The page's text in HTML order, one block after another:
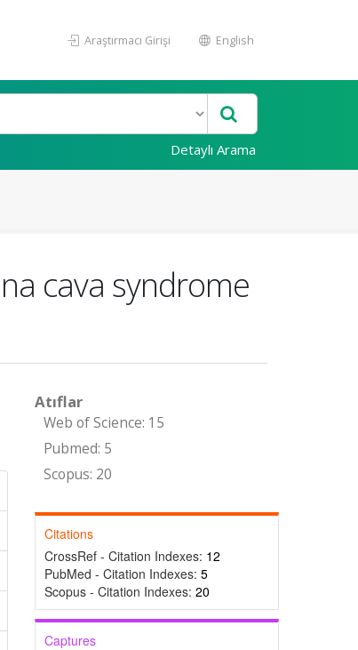
Araştırmacı Girişi English
Detaylı Arama
cava syndrome
Atıflar
Web of Science: 15
Pubmed: 5
Scopus: 20
Citations
CrossRef - Citation Indexes: 12
PubMed - Citation Indexes: 5
Scopus - Citation Indexes: 20
Captures